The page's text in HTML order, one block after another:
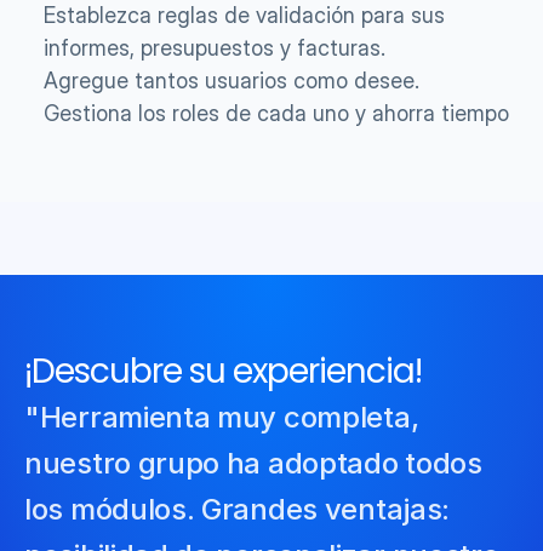
Establezca reglas de validación para sus
informes, presupuestos y facturas.
Agregue tantos usuarios como desee.
Gestiona los roles de cada uno y ahorra tiempo
¡Descubre su experiencia!
"Herramienta muy completa,
nuestro grupo ha adoptado todos
los módulos. Grandes ventajas: